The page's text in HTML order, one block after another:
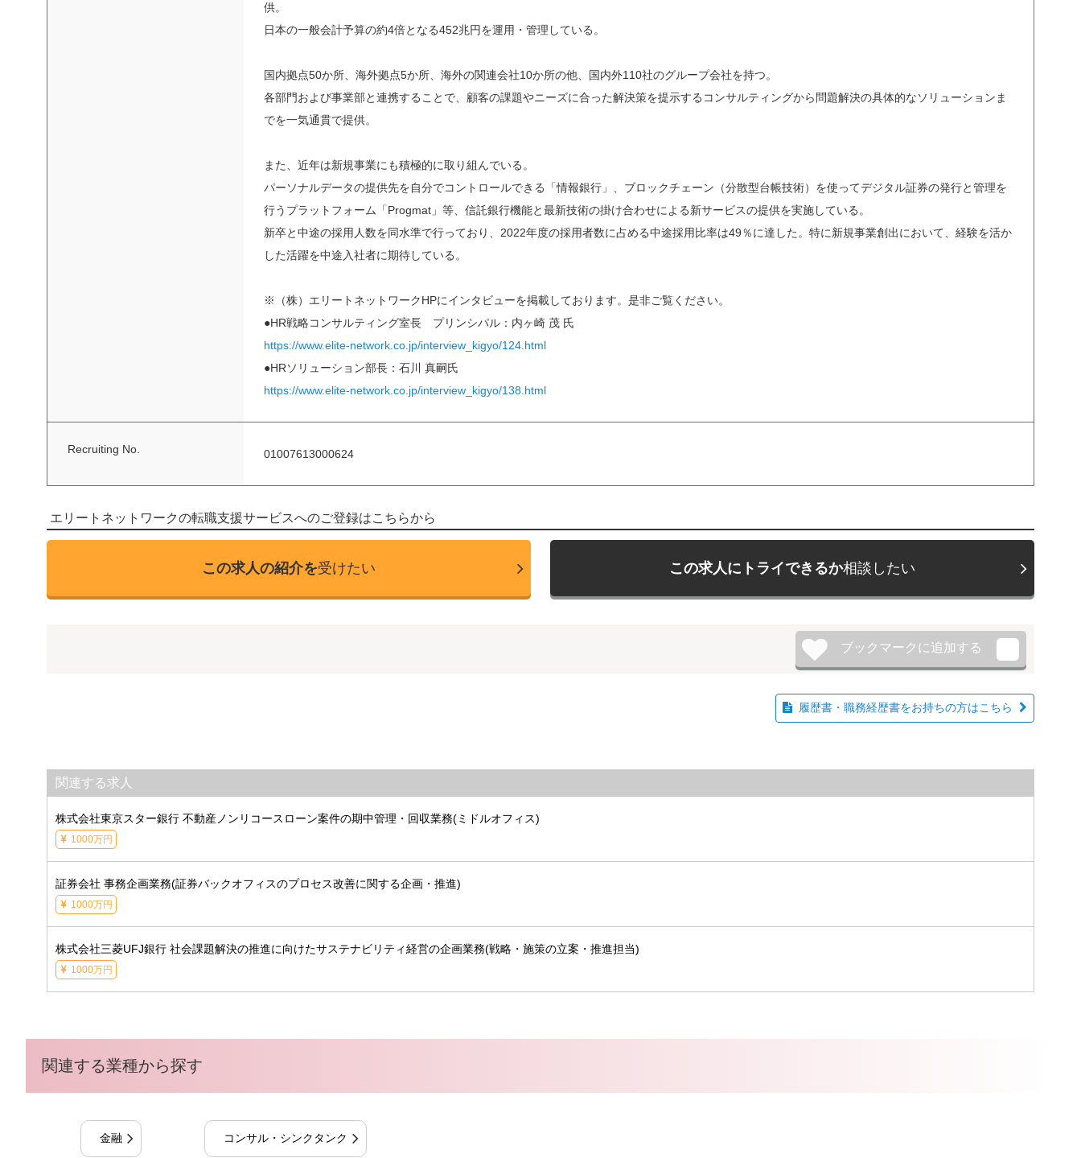
供。
日本の一般会計予算の約4倍となる452兆円を運用・管理している。
国内拠点50か所、海外拠点5か所、海外の関連会社10か所の他、国内外110社のグループ会社を持つ。
各部門および事業部と連携することで、顧客の課題やニーズに合った解決策を提示するコンサルティングから問題解決の具体的なソリューションま
でを一気通貫で提供。
また、近年は新規事業にも積極的に取り組んでいる。
パーソナルデータの提供先を自分でコントロールできる「情報銀行」、ブロックチェーン（分散型台帳技術）を使ってデジタル証券の発行と管理を
行うプラットフォーム「Progmat」等、信託銀行機能と最新技術の掛け合わせによる新サービスの提供を実施している。
新卒と中途の採用人数を同水準で行っており、2022年度の採用者数に占める中途採用比率は49％に達した。特に新規事業創出において、経験を活か
した活躍を中途入社者に期待している。
※（株）エリートネットワークHPにインタビューを掲載しております。是非ご覧ください。
●HR戦略コンサルティング室長 プリンシパル：内ヶ崎 茂 氏
https://www.elite-network.co.jp/interview_kigyo/124.html
●HRソリューション部長：石川 真嗣氏
https://www.elite-network.co.jp/interview_kigyo/138.html
Recruiting No. 01007613000624
エリートネットワークの転職支援サービスへのご登録はこちらから
この求人の紹介を受けたい この求人にトライできるか相談したい
履歴書・職務経歴書をお持ちの方はこちら
関連する求人
株式会社東京スター銀行 不動産ノンリコースローン案件の期中管理・回収業務(ミドルオフィス)
1000万円
証券会社 事務企画業務(証券バックオフィスのプロセス改善に関する企画・推進)
1000万円
株式会社三菱UFJ銀行 社会課題解決の推進に向けたサステナビリティ経営の企画業務(戦略・施策の立案・推進担当)
1000万円
関連する業種から探す
金融 コンサル・シンクタンク